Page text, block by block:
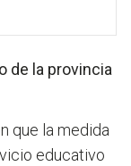
de la provincia
que la medida
educativo